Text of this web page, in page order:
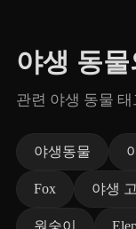
야생 동
관련 야생 동물
야생동물
Fox 야생
원숭이